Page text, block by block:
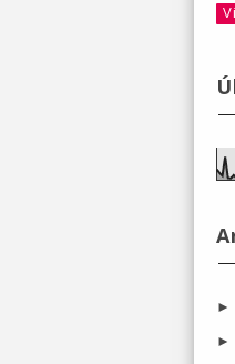
►
►